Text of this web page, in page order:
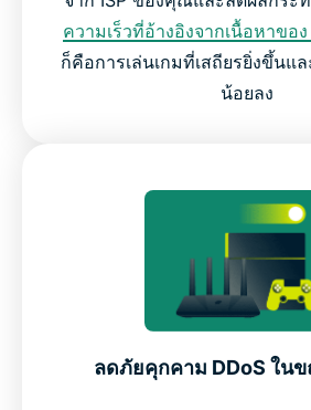
ความเร็วที่อ้างอิงจากเนื้อหาของ
ก็คือการเล่นเกมที่เสถียรยิ่งขึ้นแ
น้อยลง
ลดภัยคุกคาม DDoS ในข